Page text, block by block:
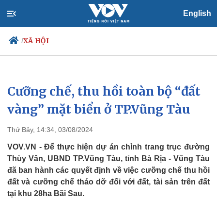
English
/XÃ HỘI
Chính trị
Đảng
Tổ chức nhân sự
Nhận diện sự thật
Xã hội
Tin 24h
Dự báo thời tiết
Việc làm
Biển đảo
Cưỡng chế, thu hồi toàn bộ “đất
vàng” mặt biển ở TP.Vũng Tàu
Thứ Bảy, 14:34, 03/08/2024
VOV.VN - Để thực hiện dự án chỉnh trang trục đường
Thùy Vân, UBND TP.Vũng Tàu, tỉnh Bà Rịa - Vũng Tàu
đã ban hành các quyết định về việc cưỡng chế thu hồi
đất và cưỡng chế tháo dỡ đối với đất, tài sản trên đất
tại khu 28ha Bãi Sau.